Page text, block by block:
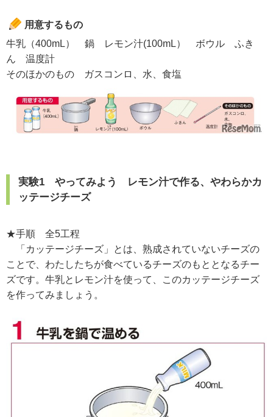
用意するもの
牛乳（400mL） 鍋 レモン汁(100mL） ボウル ふき
ん 温度計
そのほかのもの ガスコンロ、水、食塩
実験1 やってみよう レモン汁で作る、やわらかカ
ッテージチーズ
★手順 全5工程
「カッテージチーズ」とは、熟成されていないチーズの
ことで、わたしたちが食べているチーズのもととなるチー
ズです。牛乳とレモン汁を使って、このカッテージチーズ
を作ってみましょう。